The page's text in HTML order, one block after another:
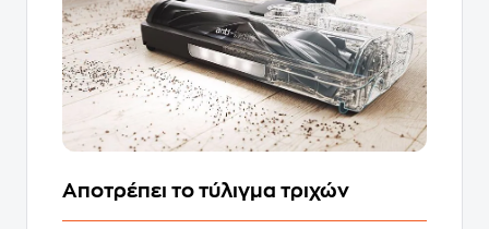
Αποτρέπει το τύλιγμα τριχών